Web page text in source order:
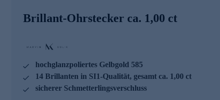
Brillant-Ohrstecker ca. 1,00 ct
hochglanzpoliertes Gelbgold 585
14 Brillanten in SI1-Qualität, gesamt ca. 1,00 ct
sicherer Schmetterlingsverschluss